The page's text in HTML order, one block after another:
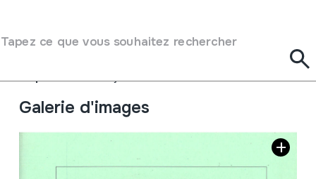
Tapez ce que vous souhaitez rechercher
Type de collection Aldizkariak
Emplacement: Kaja marroiak1
Galerie d'images